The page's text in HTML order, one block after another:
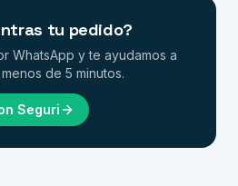
tu pedido?
WhatsApp y te ayudamos a
de 5 minutos.
Seguri